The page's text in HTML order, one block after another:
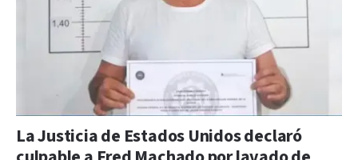
La Justicia de Estados Unidos declaró